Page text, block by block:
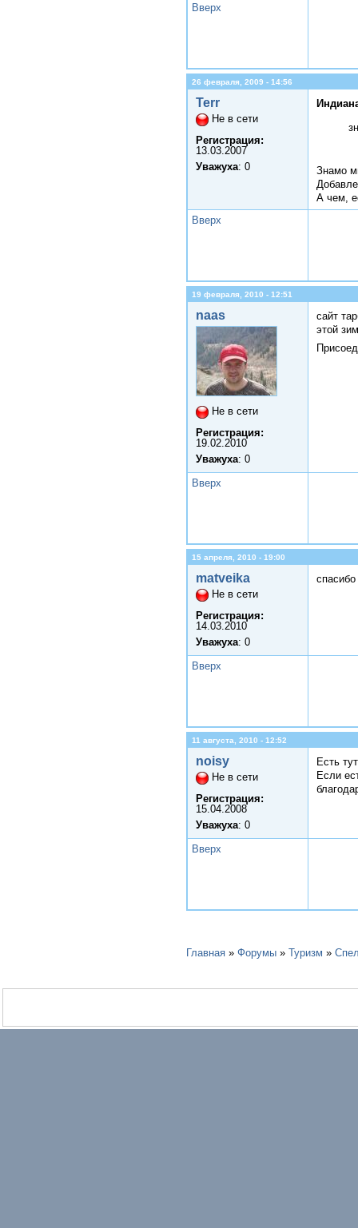
Вверх
26 февраля, 2009 - 14:56
Terr
Не в сети
Регистрация:
13.03.2007
Уважуха: 0
Знамо
А чем,
Вверх
19 февраля, 2010 - 12:51
naas
Не в сети
Регистрация:
19.02.2010
Уважуха: 0
сайт
этой
Вверх
15 апреля, 2010 - 19:00
matveika
Не в сети
Регистрация:
14.03.2010
Уважуха: 0
Вверх
11 августа, 2010 - 12:52
noisy
Не в сети
Регистрация:
15.04.2008
Уважуха: 0
Есть
Если
Вверх
Главная » Форумы » Туризм »